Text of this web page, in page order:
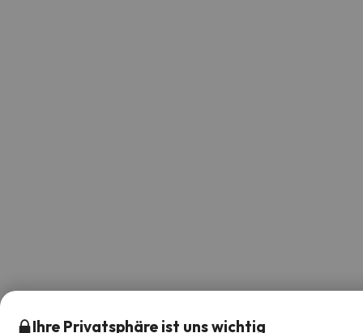
Ihre Privatsphäre ist uns wichtig